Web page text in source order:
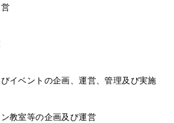
イベントの企画、運営、管理及び実施
教室等の企画及び運営